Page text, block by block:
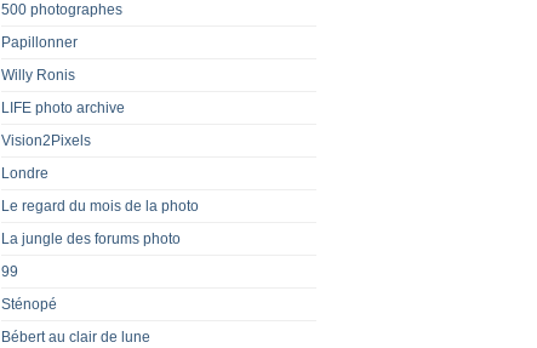
500 photographes
Papillonner
Willy Ronis
LIFE photo archive
Vision2Pixels
Londre
Le regard du mois de la photo
La jungle des forums photo
99
Sténopé
Bébert au clair de lune